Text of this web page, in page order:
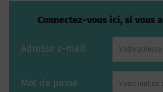
Connectez-vous ici, si vous
Adresse e-mail
Mot de passe